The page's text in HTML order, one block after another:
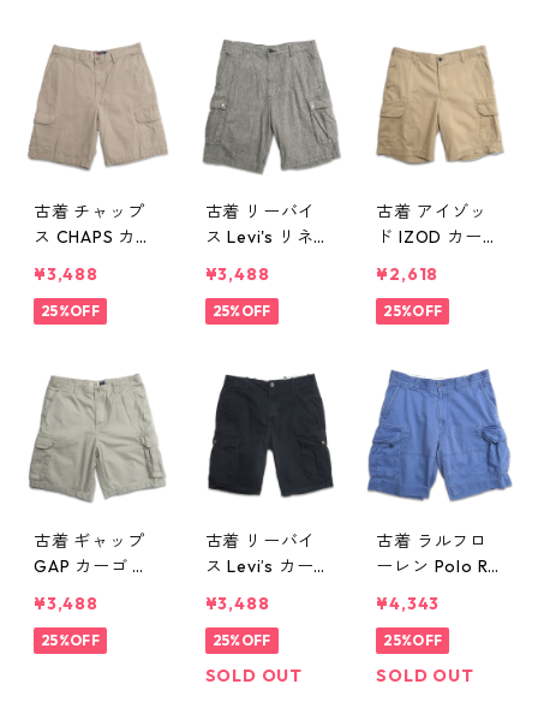
402873n w40
612
w40607
古着 チャップ
ス CHAPS カー
ツ ハーフパン
ツ ベージュ 表
¥3,488
25%OFF
古着 リーバイ
ス Levi's リネン
ートパンツ ハ
ーフパンツ グ
w40606
¥3,488
25%OFF
古着 アイゾッ
ド IZOD カーゴ
ハーフパンツ
ベージュ 表
¥2,618
25%OFF
古着 ギャップ
GAP カーゴ シ
ハーフパンツ
表記：W34 g
¥3,488
25%OFF
古着 リーバイ
ス Levi’s カーゴ
ハーフパンツ
ブラック 表
記：W32 gd4
¥3,488
25%OFF
SOLD OUT
古着 ラルフロ
ーレン Polo Ral
ゴショートパン
ツ ハーフパン
ツ ブルー系 表
¥4,343
25%OFF
SOLD OUT